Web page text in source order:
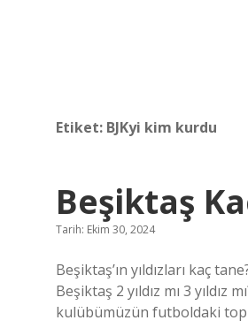
Etiket: BJKyi kim kurdu
Beşiktaş
Tarih: Ekim 30, 2024
Beşiktaş’ın yıldızları kaç
Beşiktaş 2 yıldız mı 3
kulübümüzün futboldaki